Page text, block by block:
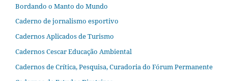
Bordando o Manto do Mundo
Caderno de jornalismo esportivo
Cadernos Aplicados de Turismo
Cadernos Cescar Educação Ambiental
Cadernos de Crítica, Pesquisa, Curadoria do Fórum Permanente